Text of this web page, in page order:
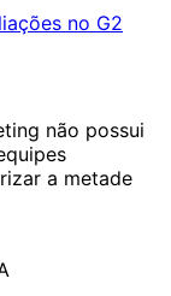
no G2
não possui
a metade